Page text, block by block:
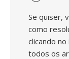
Se quiser,
como
clicando
todos os